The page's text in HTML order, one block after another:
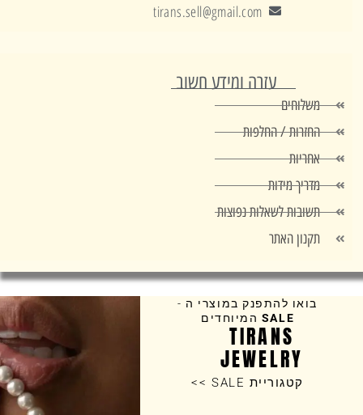
tirans.sell@gmail.com
עזרה ומידע חשוב
משלוחים
החזרות / החלפות
אחריות
מדריך מידות
תשובות לשאלות נפוצות
תקנון האתר
בואו להתפנק במוצרי ה -
המיוחדים
TIRANS
JEWELRY
קטגוריית SALE >>